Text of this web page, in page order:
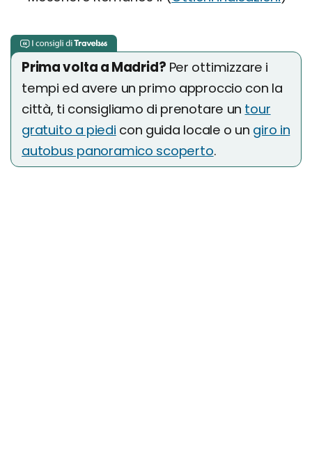
Prima volta a Madrid? Per ottimizzare i
tempi ed avere un primo approccio con la
città, ti consigliamo di prenotare un tour
gratuito a piedi con guida locale o un giro in
autobus panoramico scoperto.